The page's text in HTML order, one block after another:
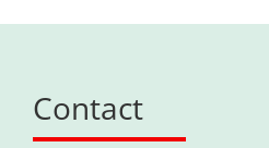
Contact